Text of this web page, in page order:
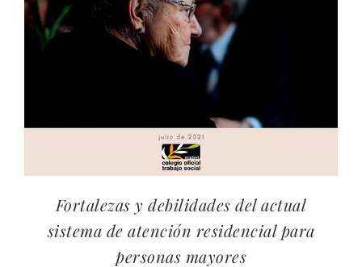
Fortalezas y debilidades del actual
sistema de atención residencial para
personas mayores